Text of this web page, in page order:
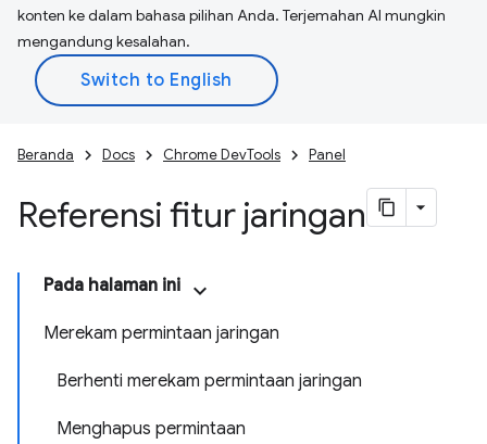
konten ke dalam bahasa pilihan Anda. Terjemahan AI mungkin
mengandung kesalahan.
Beranda Docs Chrome DevTools Panel
Referensi fitur jaringan
Pada halaman ini
Merekam permintaan jaringan
Berhenti merekam permintaan jaringan
Menghapus permintaan